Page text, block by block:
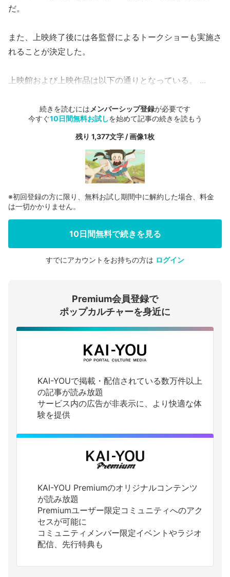
だ。
また、上映終了後には各監督によるトークショーも実施さ
れることが決定した。
上映館および上映作品は以下の通りとなっている。 ...
続きを読むにはメンバーシップ登録が必要です
今すぐ10日間無料お試しを始めて記事の続きを読もう
残り 1,377文字 / 画像1枚
会員登録する
ログインする
※初回登録の方に限り、無料お試し期間中に解約した場合、料金
は一切かかりません。
10日間無料で続きを見る
すでにアカウントをお持ちの方は ログイン
Premium会員登録で
ポップカルチャーを身近に
KAI-YOUで掲載・配信されている数万件以上
の記事が読み放題
サービス内の広告が非表示に、より快適な体
験を提供
KAI-YOU Premiumのオリジナルコンテンツ
が読み放題
Premiumユーザー限定コミュニティへのアク
セスが可能に
コミュニティメンバー限定イベントやラジオ
配信、先行特典も